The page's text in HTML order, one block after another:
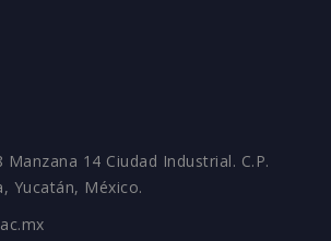
Manzana 14 Ciudad Industrial. C.P.
Yucatán, México.